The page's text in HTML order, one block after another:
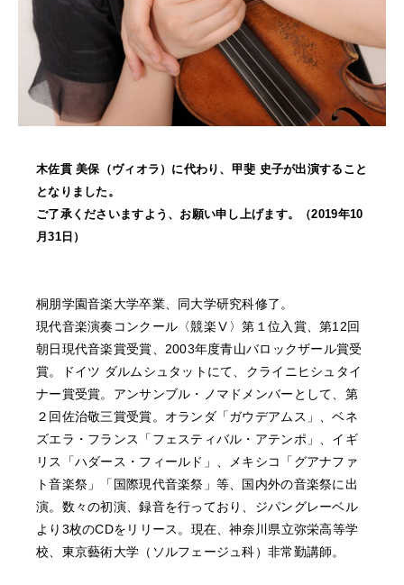
木佐貫 美保（ヴィオラ）に代わり、甲斐 史子が出演すること
となりました。
ご了承くださいますよう、お願い申し上げます。（2019年10
月31日）
桐朋学園音楽大学卒業、同大学研究科修了。
現代音楽演奏コンクール〈競楽Ⅴ〉第１位入賞、第12回
朝日現代音楽賞受賞、2003年度青山バロックザール賞受
賞。ドイツ ダルムシュタットにて、クライニヒシュタイ
ナー賞受賞。アンサンブル・ノマドメンバーとして、第
２回佐治敬三賞受賞。オランダ「ガウデアムス」、ベネ
ズエラ・フランス「フェスティバル・アテンポ」、イギ
リス「ハダース・フィールド」、メキシコ「グアナファ
ト音楽祭」「国際現代音楽祭」等、国内外の音楽祭に出
演。数々の初演、録音を行っており、ジパングレーベル
より3枚のCDをリリース。現在、神奈川県立弥栄高等学
校、東京藝術大学（ソルフェージュ科）非常勤講師。